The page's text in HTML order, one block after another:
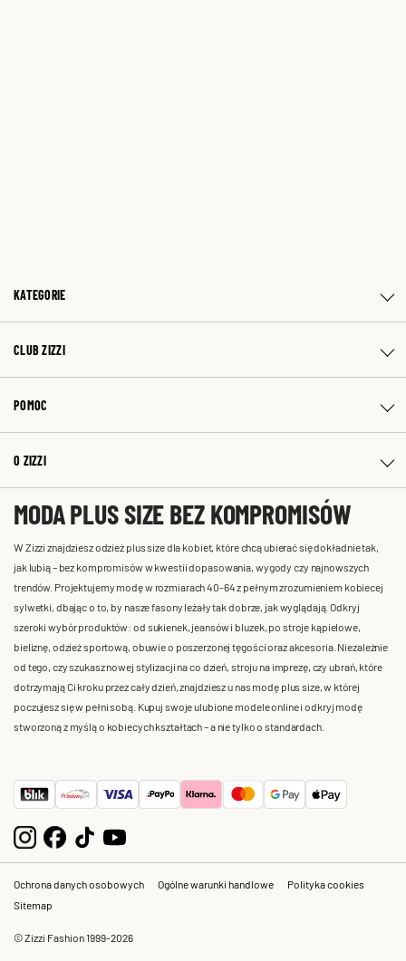
KATEGORIE
CLUB ZIZZI
POMOC
O ZIZZI
MODA PLUS SIZE BEZ KOMPROMISÓW
W Zizzi znajdziesz odzież plus size dla kobiet, które chcą ubierać się dokładnie tak,
jak lubią – bez kompromisów w kwestii dopasowania, wygody czy najnowszych
trendów. Projektujemy modę w rozmiarach 40-64 z pełnym zrozumieniem kobiecej
sylwetki, dbając o to, by nasze fasony leżały tak dobrze, jak wyglądają. Odkryj
szeroki wybór produktów: od sukienek, jeansów i bluzek, po stroje kąpielowe,
bieliznę, odzież sportową, obuwie o poszerzonej tęgości oraz akcesoria. Niezależnie
od tego, czy szukasz nowej stylizacji na co dzień, stroju na imprezę, czy ubrań, które
dotrzymają Ci kroku przez cały dzień, znajdziesz u nas modę plus size, w której
poczujesz się w pełni sobą. Kupuj swoje ulubione modele online i odkryj modę
stworzoną z myślą o kobiecych kształtach – a nie tylko o standardach.
Ochrona danych osobowych Ogólne warunki handlowe
Polityka cookies
Sitemap
© Zizzi Fashion 1999-2026